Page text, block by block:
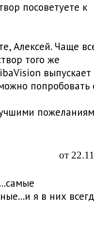
посоветуете к
Алексей. Чаще
того же
выпускает
попробовать
от
я в них